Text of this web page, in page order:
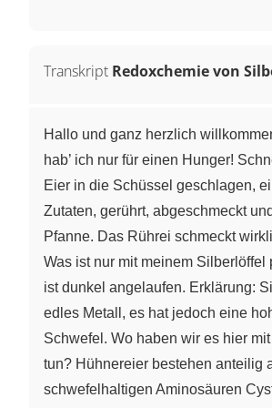
Transkript Redoxchemie von
Hallo und ganz herzlich
hab’ ich nur für einen Hunger!
Eier in die Schüssel geschlagen,
Zutaten, gerührt, abgeschmeckt
Pfanne. Das Rührei schmeckt
Was ist nur mit meinem Silberlöffel
ist dunkel angelaufen. Erklärung:
edles Metall, es hat jedoch eine
Schwefel. Wo haben wir es hier
tun? Hühnereier bestehen anteilig
schwefelhaltigen Aminosäuren